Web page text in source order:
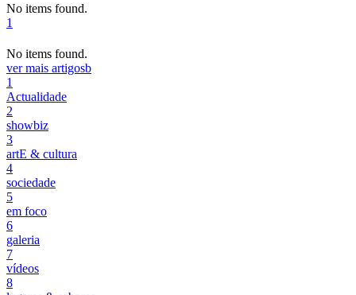
No items found.
1
No items found.
ver mais artigosb
1
Actualidade
2
showbiz
3
artE & cultura
4
sociedade
5
em foco
6
galeria
7
vídeos
8